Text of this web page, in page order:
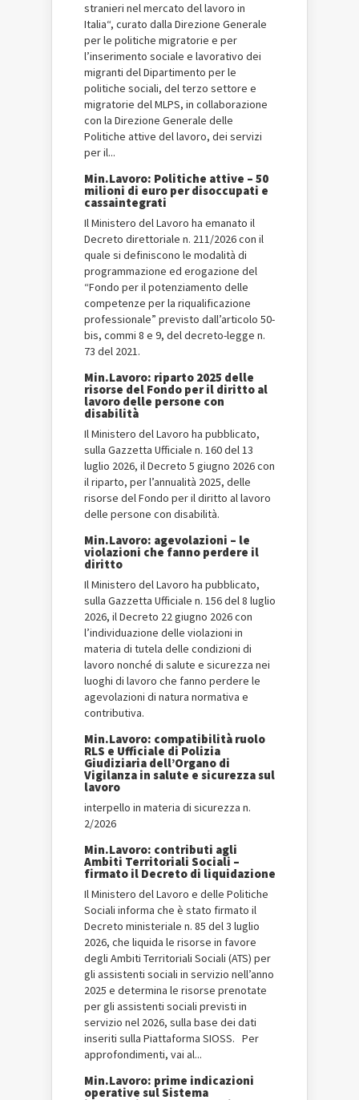
stranieri nel mercato del lavoro in
Italia“, curato dalla Direzione Generale
per le politiche migratorie e per
l’inserimento sociale e lavorativo dei
migranti del Dipartimento per le
politiche sociali, del terzo settore e
migratorie del MLPS, in collaborazione
con la Direzione Generale delle
Politiche attive del lavoro, dei servizi
per il...
Min.Lavoro: Politiche attive – 50
milioni di euro per disoccupati e
cassaintegrati
Il Ministero del Lavoro ha emanato il
Decreto direttoriale n. 211/2026 con il
quale si definiscono le modalità di
programmazione ed erogazione del
“Fondo per il potenziamento delle
competenze per la riqualificazione
professionale” previsto dall’articolo 50-
bis, commi 8 e 9, del decreto-legge n.
73 del 2021.
Min.Lavoro: riparto 2025 delle
risorse del Fondo per il diritto al
lavoro delle persone con
disabilità
Il Ministero del Lavoro ha pubblicato,
sulla Gazzetta Ufficiale n. 160 del 13
luglio 2026, il Decreto 5 giugno 2026 con
il riparto, per l’annualità 2025, delle
risorse del Fondo per il diritto al lavoro
delle persone con disabilità.
Min.Lavoro: agevolazioni – le
violazioni che fanno perdere il
diritto
Il Ministero del Lavoro ha pubblicato,
sulla Gazzetta Ufficiale n. 156 del 8 luglio
2026, il Decreto 22 giugno 2026 con
l’individuazione delle violazioni in
materia di tutela delle condizioni di
lavoro nonché di salute e sicurezza nei
luoghi di lavoro che fanno perdere le
agevolazioni di natura normativa e
contributiva.
Min.Lavoro: compatibilità ruolo
RLS e Ufficiale di Polizia
Giudiziaria dell’Organo di
Vigilanza in salute e sicurezza sul
lavoro
interpello in materia di sicurezza n.
2/2026
Min.Lavoro: contributi agli
Ambiti Territoriali Sociali –
firmato il Decreto di liquidazione
Il Ministero del Lavoro e delle Politiche
Sociali informa che è stato firmato il
Decreto ministeriale n. 85 del 3 luglio
2026, che liquida le risorse in favore
degli Ambiti Territoriali Sociali (ATS) per
gli assistenti sociali in servizio nell’anno
2025 e determina le risorse prenotate
per gli assistenti sociali previsti in
servizio nel 2026, sulla base dei dati
inseriti sulla Piattaforma SIOSS. Per
approfondimenti, vai al...
Min.Lavoro: prime indicazioni
operative sul Sistema